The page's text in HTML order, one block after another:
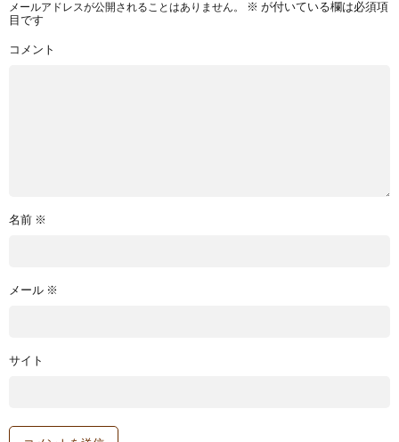
メールアドレスが公開されることはありません。 ※ が付いている欄は必須項
目です
コメント
名前 ※
メール ※
サイト